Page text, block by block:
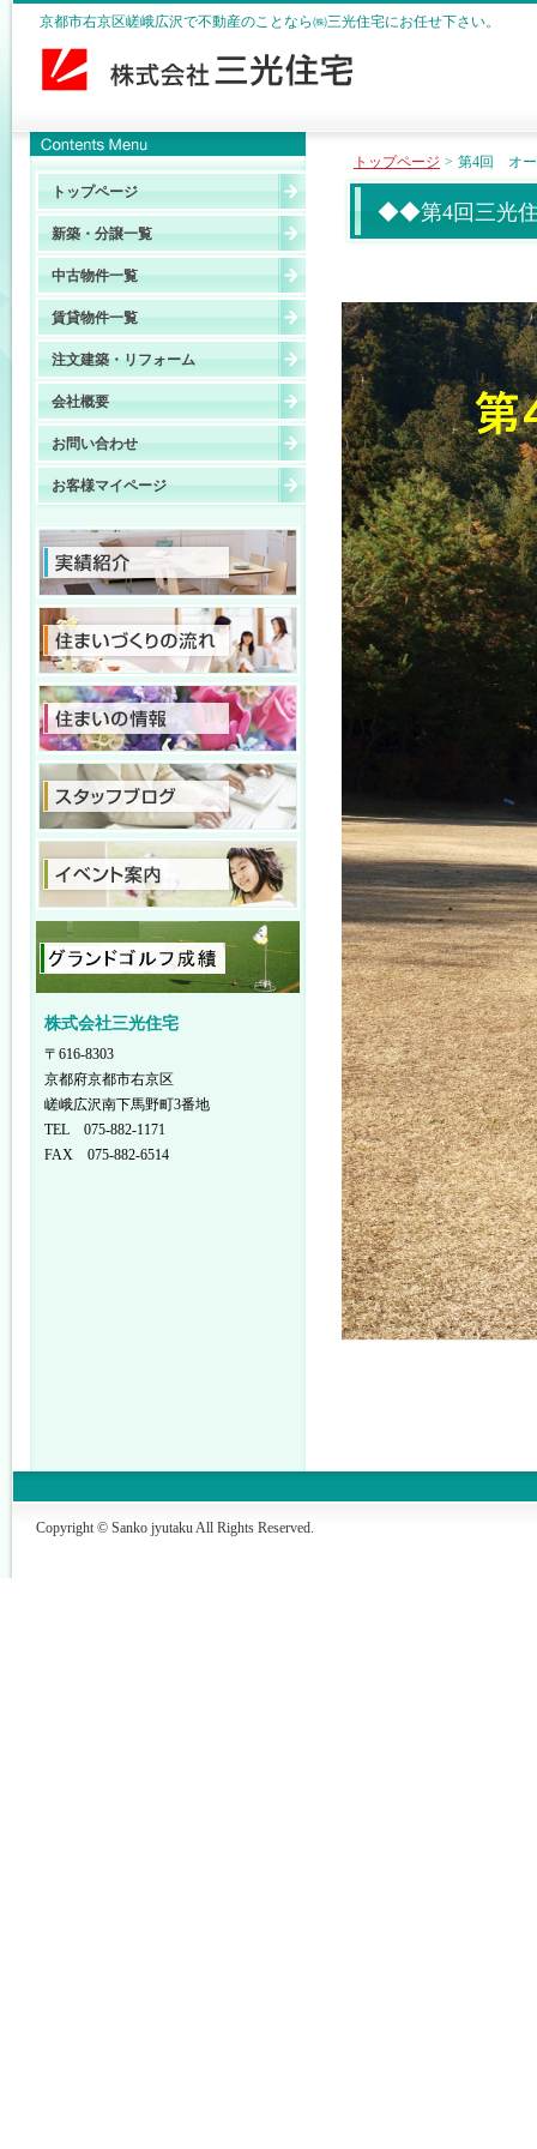
京都市右京区嵯峨広沢で不動産のことなら㈱三光住宅にお任せ下さい。
トップページ
新築・分譲一覧
中古物件一覧
賃貸物件一覧
注文建築・リフォーム
会社概要
お問い合わせ
お客様マイページ
株式会社三光住宅
〒616-8303
京都府京都市右京区
嵯峨広沢南下馬野町3番地
TEL 075-882-1171
FAX 075-882-6514
トップページ > 第4回 オ
◆◆第4回三光
Copyright © Sanko jyutaku All Rights Reserved.